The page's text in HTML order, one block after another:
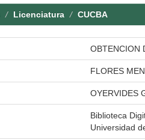
Licenciatura CUCBA
OBTENCION
FLORES
OYERVIDES
Biblioteca
Universidad